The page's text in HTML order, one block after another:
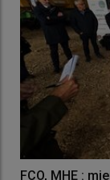
FCO, MHE :